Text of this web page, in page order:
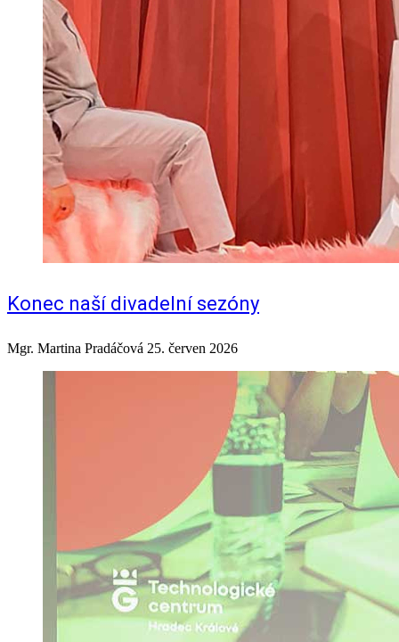
Konec naší divadelní sezóny
Mgr. Martina Pradáčová 25. červen 2026